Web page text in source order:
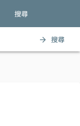
搜尋
arrow_forward 搜尋